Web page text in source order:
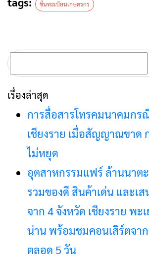
เรื่องล่าสุด
รวมของดี สินค้าเด่น และเ
จาก 4 จังหวัด เชียงราย พะเ
น่าน พร้อมชมคอนเสิร์ตจา
ตลอด 5 วัน
Chiangrai Tea & Coffee
ด่วน! เครือข่ายลุ่มน้ำกกยื่น
จี้นายกฯ ลงเชียงราย แก้วิก
ต้นน้ำ
กนช. เห็นชอบให้การประป